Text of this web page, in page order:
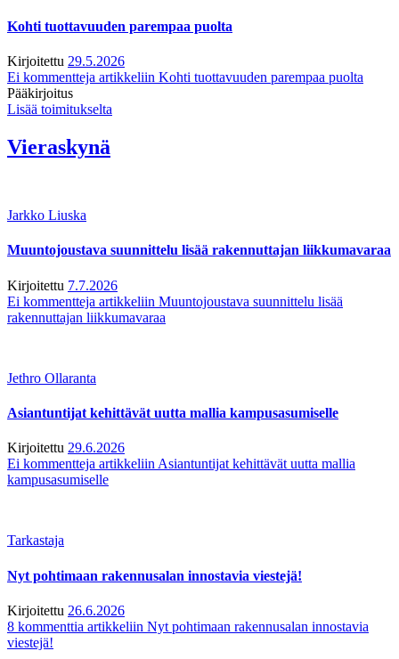
Kohti tuottavuuden parempaa puolta
Kirjoitettu 29.5.2026
Ei kommentteja artikkeliin Kohti tuottavuuden parempaa puolta
Pääkirjoitus
Lisää toimitukselta
Vieraskynä
Jarkko Liuska
Muuntojoustava suunnittelu lisää rakennuttajan liikkumavaraa
Kirjoitettu 7.7.2026
Ei kommentteja artikkeliin Muuntojoustava suunnittelu lisää
rakennuttajan liikkumavaraa
Jethro Ollaranta
Asiantuntijat kehittävät uutta mallia kampusasumiselle
Kirjoitettu 29.6.2026
Ei kommentteja artikkeliin Asiantuntijat kehittävät uutta mallia
kampusasumiselle
Tarkastaja
Nyt pohtimaan rakennusalan innostavia viestejä!
Kirjoitettu 26.6.2026
8 kommenttia artikkeliin Nyt pohtimaan rakennusalan innostavia
viestejä!